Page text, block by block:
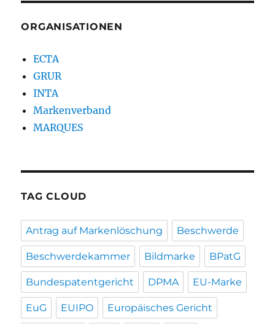
ORGANISATIONEN
ECTA
GRUR
INTA
Markenverband
MARQUES
TAG CLOUD
Antrag auf Markenlöschung Beschwerde
Beschwerdekammer Bildmarke BPatG
Bundespatentgericht DPMA EU-Marke
EuG EUIPO Europäisches Gericht